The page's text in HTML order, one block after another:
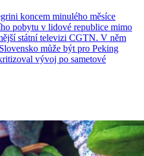
koncem minulého měsíce
pobytu v lidové republice mimo
státní televizi CGTN. V něm
může být pro Peking
vývoj po sametové